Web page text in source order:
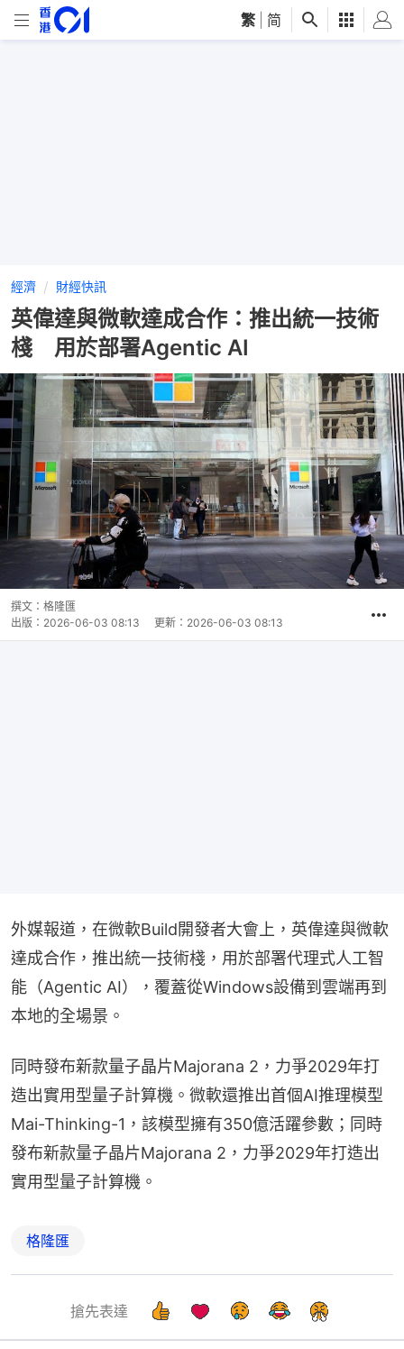
繁 简
經濟 財經快訊
英偉達與微軟達成合作：推出統一技術
棧 用於部署Agentic AI
撰文： 格隆匯
出版： 2026-06-03 08:13 更新： 2026-06-03 08:13
外媒報道，在微軟Build開發者大會上，英偉達與微軟
達成合作，推出統一技術棧，用於部署代理式人工智
能（Agentic AI），覆蓋從Windows設備到雲端再到
本地的全場景。
同時發布新款量子晶片Majorana 2，力爭2029年打
造出實用型量子計算機。微軟還推出首個AI推理模型
Mai-Thinking-1，該模型擁有350億活躍參數；同時
發布新款量子晶片Majorana 2，力爭2029年打造出
實用型量子計算機。
格隆匯
搶先表達